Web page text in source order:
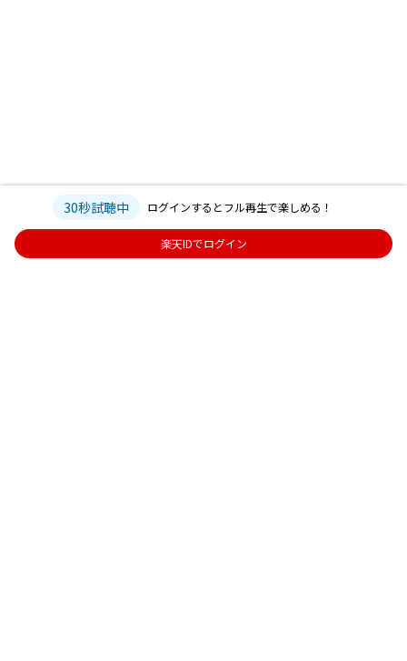
30秒試聴中 ログインするとフル再生で楽しめる！
楽天IDでログイン